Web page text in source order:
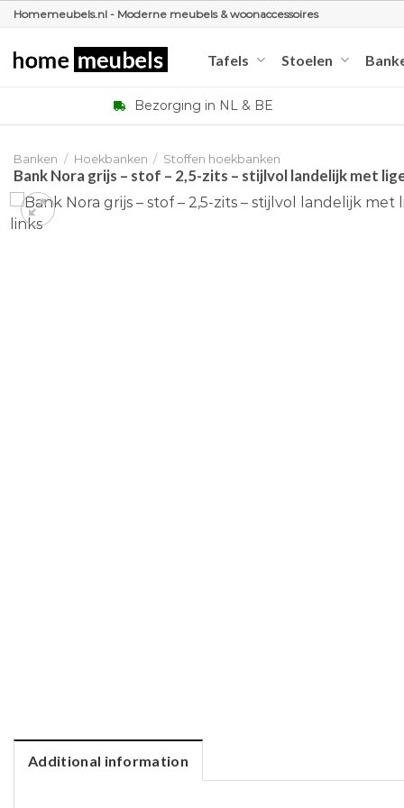
Ga
inhoud
Homemeubels.nl - Moderne meubels & woonaccessoires
Tafels Stoelen
Bezorging in NL & BE
Banken / Hoekbanken / Stoffen hoekbanken
Bank Nora grijs – stof – 2,5-zits – stijlvol landelijk met
Additional information